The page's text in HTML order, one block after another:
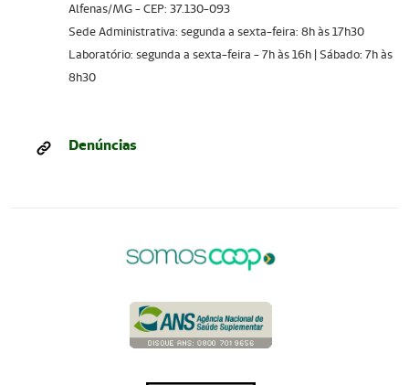
Alfenas/MG - CEP: 37.130-093
Sede Administrativa: segunda a sexta-feira: 8h às 17h30
Laboratório: segunda a sexta-feira - 7h às 16h | Sábado: 7h às
8h30
Denúncias